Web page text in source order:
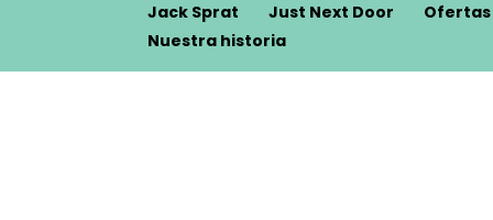
Jack Sprat Just Next Door
Nuestra historia